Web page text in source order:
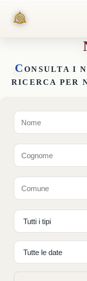
C ONSULTA I
RICERCA PER